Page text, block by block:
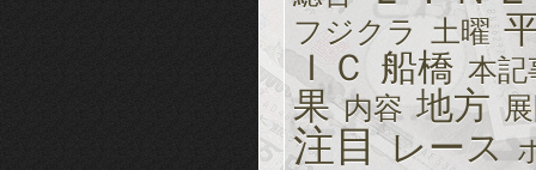
フジクラ 土曜
ＩＣ 船橋 本記
果 内容 地方
注目 レース